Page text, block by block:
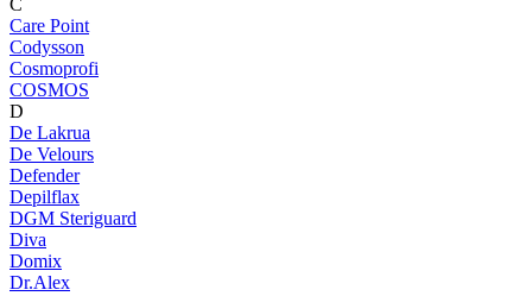
C
Care Point
Codysson
Cosmoprofi
COSMOS
D
De Lakrua
De Velours
Defender
Depilflax
DGM Steriguard
Diva
Domix
Dr.Alex